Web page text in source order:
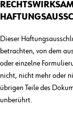
Dieser
betrachten, von dem
oder einzelne
nicht, nicht mehr oder
übrigen Teile des
unberührt.